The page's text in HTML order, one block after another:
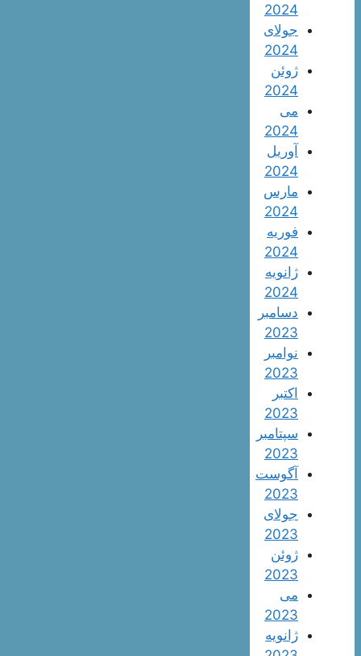
2024
جولای
2024
ژوئن
2024
می
2024
آوریل
2024
مارس
2024
فوریه
2024
ژانویه
2024
دسامبر
2023
نوامبر
2023
اکتبر
2023
سپتامبر
2023
آگوست
2023
جولای
2023
ژوئن
2023
می
2023
ژانویه